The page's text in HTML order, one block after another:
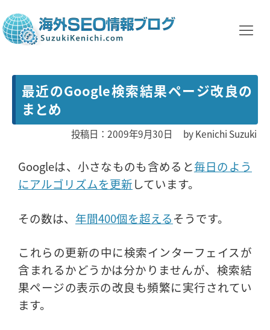
最近のGoogle検索結果ページ改良の
まとめ
投稿日：2009年9月30日 byKenichi Suzuki
Googleは、小さなものも含めると毎日のよう
にアルゴリズムを更新しています。
その数は、 年間400個を超えるそうです。
これらの更新の中に検索インターフェイスが
含まれるかどうかは分かりませんが、検索結
果ページの表示の改良も頻繁に実行されてい
ます。